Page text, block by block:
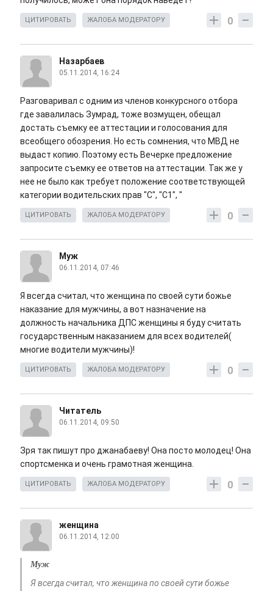
0
ЦИТИРОВАТЬ ЖАЛОБА МОДЕРАТОРУ
Назарбаев
05.11.2014, 16:24
Разговаривал с одним из членов конкурсного отбора
где завалилась Зумрад, тоже возмущен, обещал
достать съемку ее аттестации и голосования для
всеобщего обозрения. Но есть сомнения, что МВД не
выдаст копию. Поэтому есть Вечерке предложение
запросите съемку ее ответов на аттестации. Так же у
нее не было как требует положение соответствующей
категории водительских прав "С", "С1", "
0
ЦИТИРОВАТЬ ЖАЛОБА МОДЕРАТОРУ
Муж
06.11.2014, 07:46
Я всегда считал, что женщина по своей сути божье
наказание для мужчины, а вот назначение на
должность начальника ДПС женщины я буду считать
государственным наказанием для всех водителей(
многие водители мужчины)!
0
ЦИТИРОВАТЬ ЖАЛОБА МОДЕРАТОРУ
Читатель
06.11.2014, 09:50
Зря так пишут про джанабаеву! Она посто молодец! Она
спортсменка и очень грамотная женщина.
0
ЦИТИРОВАТЬ ЖАЛОБА МОДЕРАТОРУ
женщина
06.11.2014, 12:00
Муж
Я всегда считал, что женщина по своей сути божье